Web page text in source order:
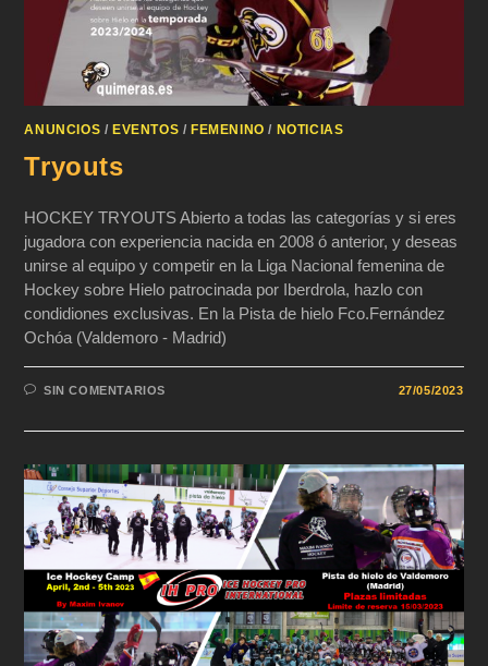
ANUNCIOS / EVENTOS / FEMENINO / NOTICIAS
Tryouts
HOCKEY TRYOUTS Abierto a todas las categorías y si eres
jugadora con experiencia nacida en 2008 ó anterior, y deseas
unirse al equipo y competir en la Liga Nacional femenina de
Hockey sobre Hielo patrocinada por Iberdrola, hazlo con
condidiones exclusivas. En la Pista de hielo Fco.Fernández
Ochóa (Valdemoro - Madrid)
SIN COMENTARIOS 27/05/2023